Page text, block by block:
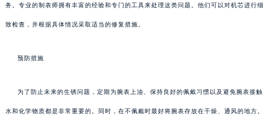
务。专业的制表师拥有丰富的经验和专门的工具来处理这类问题。他们可以对机芯进行细
致检查，并根据具体情况采取适当的修复措施。
预防措施
为了防止未来的生锈问题，定期为腕表上油、保持良好的佩戴习惯以及避免腕表接触
水和化学物质都是非常重要的。同时，在不佩戴时最好将腕表存放在干燥、通风的地方。